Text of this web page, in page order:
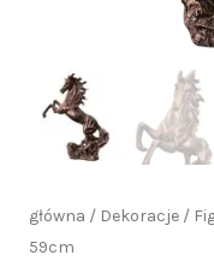
główna / Dekoracje/
59cm